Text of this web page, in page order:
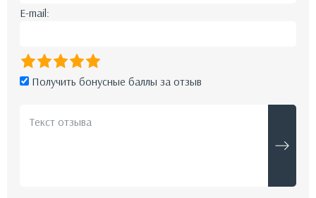
E-mail:
Получить бонусные баллы за отзыв